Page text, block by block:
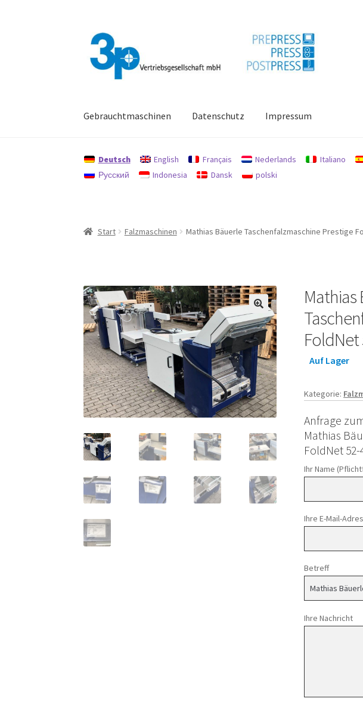
Navigation
springen
Zum
Inhalt
springen
Gebrauchtmaschinen Datenschutz Impressum
Deutsch English Français Nederlands Italiano
Русский
Indonesia Dansk polski
Start Falzmaschinen Mathias Bäuerle Taschenfalzmaschine Prestige
Mathias
FoldNet
Auf Lager
Kategorie:
Anfrage
Mathias
FoldNet 52-
Ihr Name
Ihre E-Mail-
Betreff
Ihre Nachricht